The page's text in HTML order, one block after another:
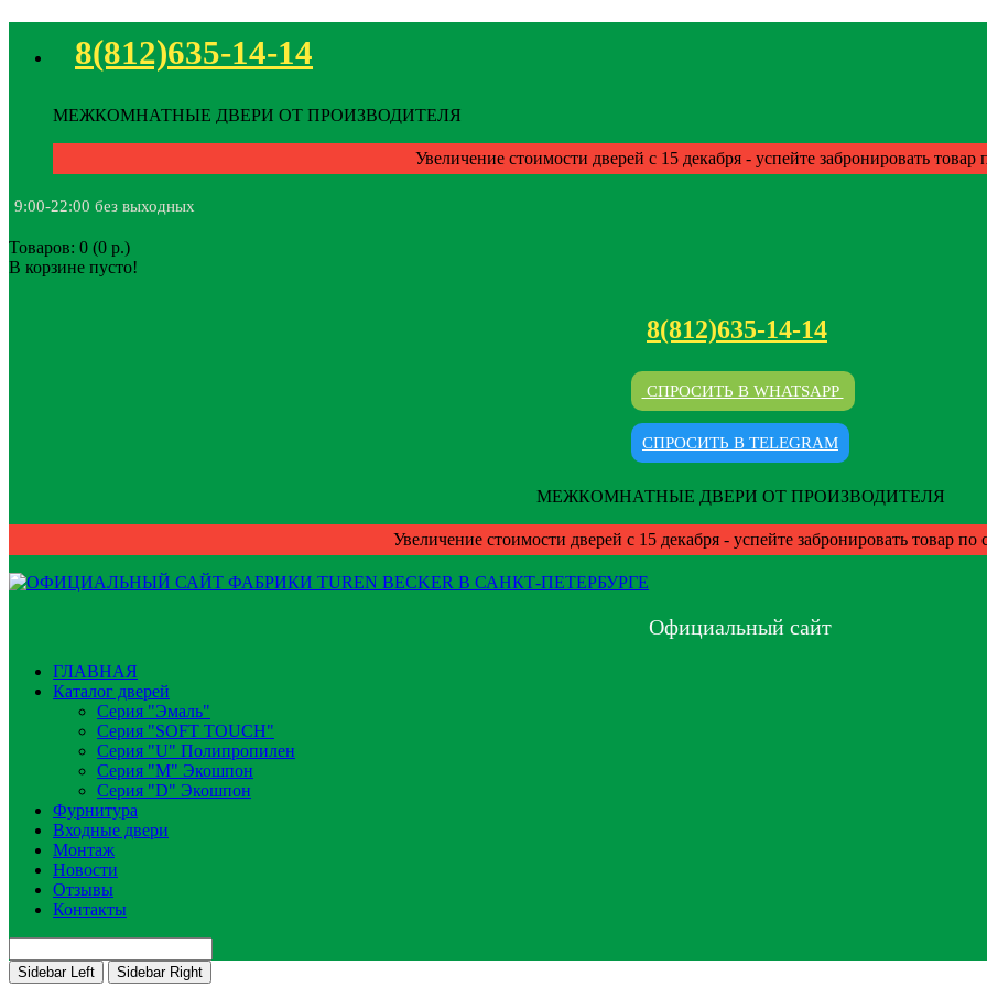
8(812)635-14-14
МЕЖКОМНАТНЫЕ ДВЕРИ ОТ ПРОИЗВОДИТЕЛЯ
Увеличение стоимости дверей с 15 декабря - успейте забронировать
9:00-22:00 без выходных
Товаров: 0 (0 р.)
В корзине пусто!
8(812)635-14-14
СПРОСИТЬ В WHATSAPP
СПРОСИТЬ В TELEGRAM
МЕЖКОМНАТНЫЕ ДВЕРИ ОТ ПРОИЗВОДИТЕЛЯ
Увеличение стоимости дверей с 15 декабря - успейте забронировать товар
Официальный сайт
ГЛАВНАЯ
Каталог дверей
Серия "Эмаль"
Серия "SOFT TOUCH"
Серия "U" Полипропилен
Серия "М" Экошпон
Серия "D" Экошпон
Фурнитура
Входные двери
Монтаж
Новости
Отзывы
Контакты
Sidebar Left Sidebar Right